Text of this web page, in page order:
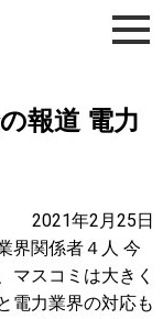
報道 電力
2021年2月25日
界関係者４人 今
マスコミは大きく
電力業界の対応も